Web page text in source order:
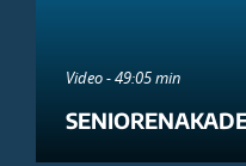
Video - 49:05 min